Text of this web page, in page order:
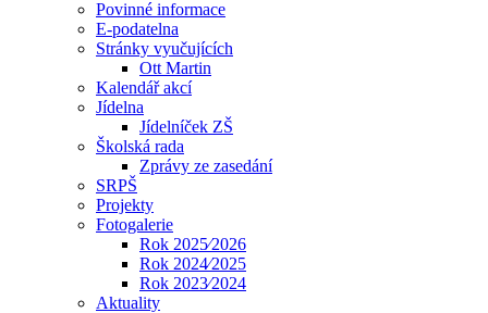
Povinné informace
E-podatelna
Stránky vyučujících
Ott Martin
Kalendář akcí
Jídelna
Jídelníček ZŠ
Školská rada
Zprávy ze zasedání
SRPŠ
Projekty
Fotogalerie
Rok 2025⁄2026
Rok 2024⁄2025
Rok 2023⁄2024
Aktuality